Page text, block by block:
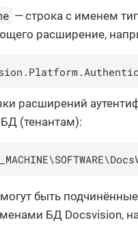
— строка с именем
расширение,
расширений
(тенантам):
быть
БД Docsvision,